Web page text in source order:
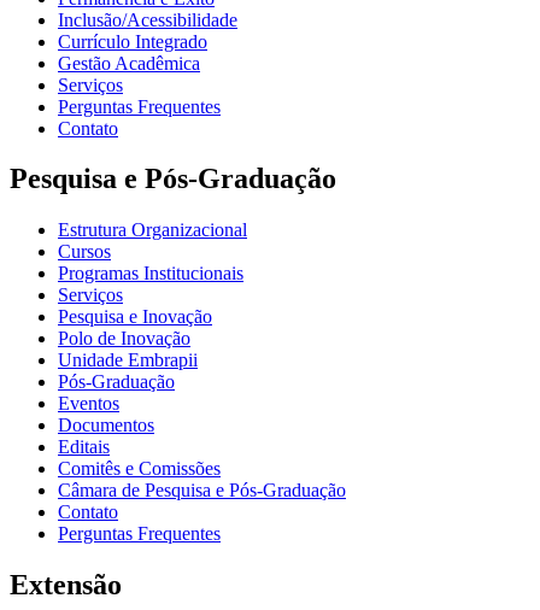
Inclusão/Acessibilidade
Currículo Integrado
Gestão Acadêmica
Serviços
Perguntas Frequentes
Contato
Pesquisa e Pós-Graduação
Estrutura Organizacional
Cursos
Programas Institucionais
Serviços
Pesquisa e Inovação
Polo de Inovação
Unidade Embrapii
Pós-Graduação
Eventos
Documentos
Editais
Comitês e Comissões
Câmara de Pesquisa e Pós-Graduação
Contato
Perguntas Frequentes
Extensão